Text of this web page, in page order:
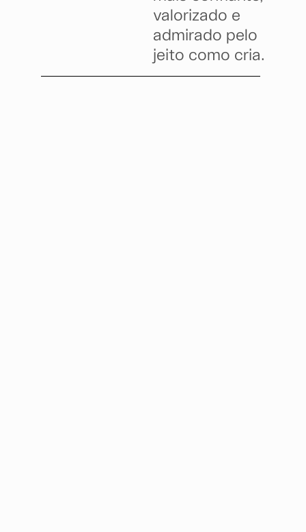
valorizado e
admirado pelo
jeito como cria.